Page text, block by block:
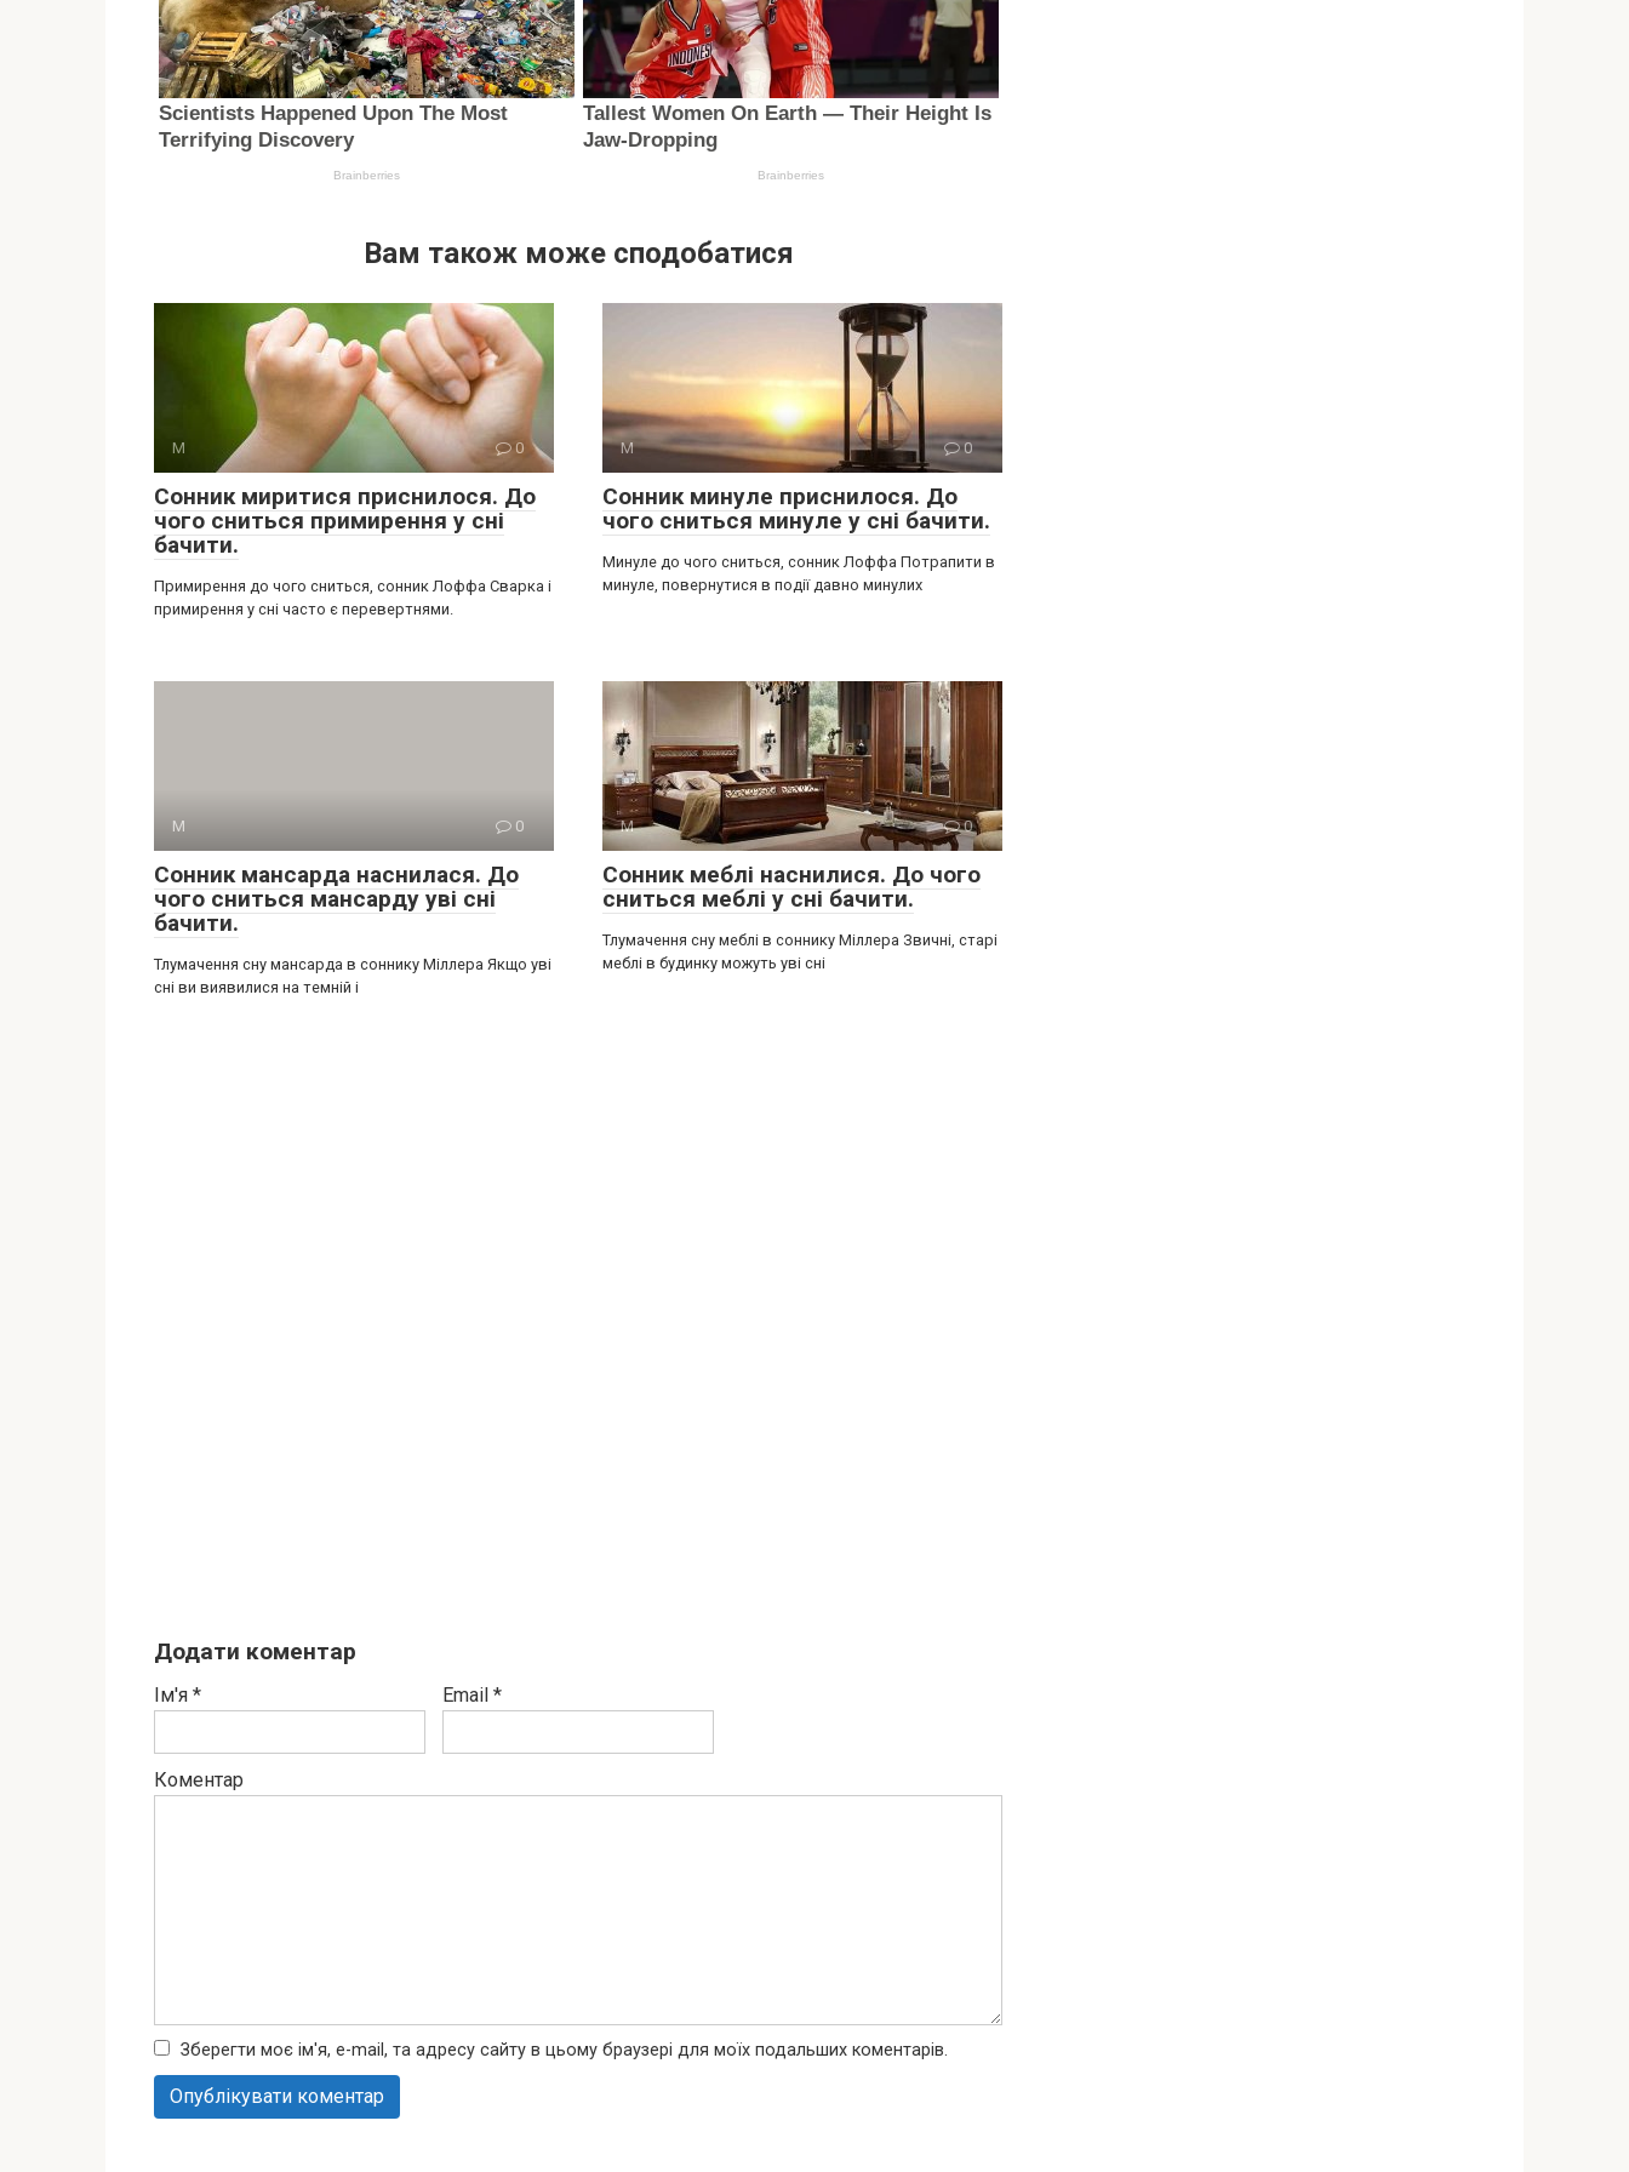
Вам також може сподобатися
М 0
Сонник миритися приснилося. До
чого сниться примирення у сні
бачити.
Примирення до чого сниться, сонник Лоффа Сварка і
примирення у сні часто є перевертнями.
М 0
Сонник минуле приснилося. До
чого сниться минуле у сні бачити.
Минуле до чого сниться, сонник Лоффа Потрапити в
минуле, повернутися в події давно минулих
М 0
Сонник мансарда наснилася. До
чого сниться мансарду уві сні
бачити.
Тлумачення сну мансарда в соннику Міллера Якщо уві
сні ви виявилися на темній і
М 0
Сонник меблі наснилися. До чого
сниться меблі у сні бачити.
Тлумачення сну меблі в соннику Міллера Звичні, старі
меблі в будинку можуть уві сні
Додати коментар
Ім'я * Email *
Коментар
Зберегти моє ім'я, e-mail, та адресу сайту в цьому браузері для моїх подальших коментарів.